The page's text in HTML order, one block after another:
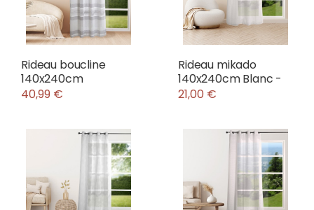
Rideau boucline
140x240cm
40,99 €
Rideau mikado
140x240cm Blanc -
21,00 €